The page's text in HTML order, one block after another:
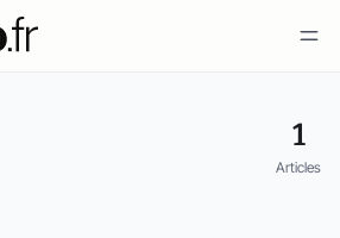
1
Articles